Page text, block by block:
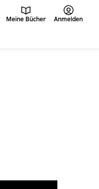
Meine Bücher Anmelden